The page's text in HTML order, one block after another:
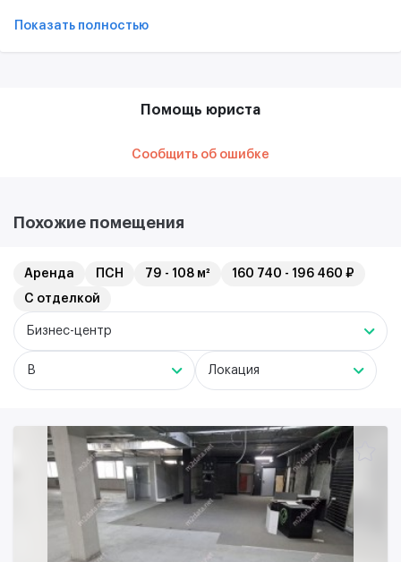
Показать полностью
Помощь юриста
Сообщить об ошибке
Похожие помещения
Аренда ПСН 79 - 108 м²
160 740 - 196 460 ₽
С отделкой
Бизнес-центр
B Локация